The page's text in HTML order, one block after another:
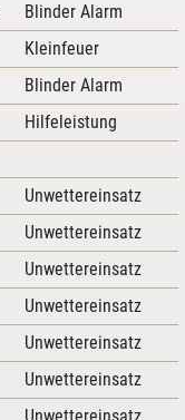
Blinder Alarm
Kleinfeuer
Blinder Alarm
Hilfeleistung
Unwettereinsatz
Unwettereinsatz
Unwettereinsatz
Unwettereinsatz
Unwettereinsatz
Unwettereinsatz